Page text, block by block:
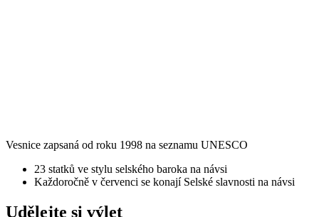
Vesnice zapsaná od roku 1998 na seznamu UNESCO
23 statků ve stylu selského baroka na návsi
Každoročně v červenci se konají Selské slavnosti na návsi
Udělejte si výlet